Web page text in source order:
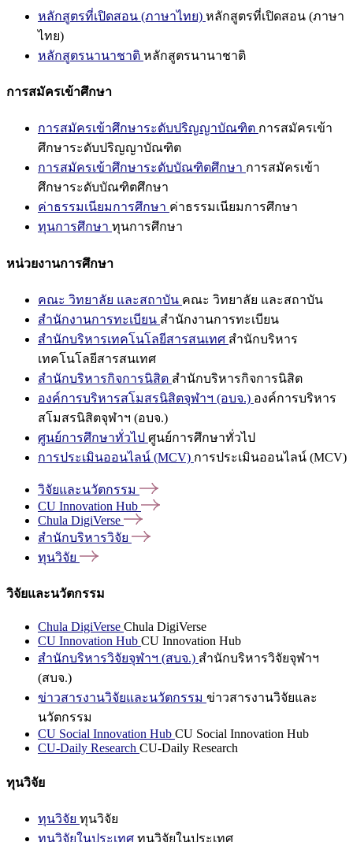
หลักสูตรที่เปิดสอน (ภาษาไทย) หลักสูตรที่เปิดสอน (ภาษา
ไทย)
หลักสูตรนานาชาติ หลักสูตรนานาชาติ
การสมัครเข้าศึกษา
การสมัครเข้าศึกษาระดับปริญญาบัณฑิต การสมัครเข้า
ศึกษาระดับปริญญาบัณฑิต
การสมัครเข้าศึกษาระดับบัณฑิตศึกษา การสมัครเข้า
ศึกษาระดับบัณฑิตศึกษา
ค่าธรรมเนียมการศึกษา ค่าธรรมเนียมการศึกษา
ทุนการศึกษา ทุนการศึกษา
หน่วยงานการศึกษา
คณะ วิทยาลัย และสถาบัน คณะ วิทยาลัย และสถาบัน
สำนักงานการทะเบียน สำนักงานการทะเบียน
สำนักบริหารเทคโนโลยีสารสนเทศ สำนักบริหาร
เทคโนโลยีสารสนเทศ
สำนักบริหารกิจการนิสิต สำนักบริหารกิจการนิสิต
องค์การบริหารสโมสรนิสิตจุฬาฯ (อบจ.) องค์การบริหาร
สโมสรนิสิตจุฬาฯ (อบจ.)
ศูนย์การศึกษาทั่วไป ศูนย์การศึกษาทั่วไป
การประเมินออนไลน์ (MCV) การประเมินออนไลน์ (MCV)
วิจัยและนวัตกรรม
CU Innovation Hub
Chula DigiVerse
สำนักบริหารวิจัย
ทุนวิจัย
วิจัยและนวัตกรรม
Chula DigiVerse Chula DigiVerse
CU Innovation Hub CU Innovation Hub
สำนักบริหารวิจัยจุฬาฯ (สบจ.) สำนักบริหารวิจัยจุฬาฯ
(สบจ.)
ข่าวสารงานวิจัยและนวัตกรรม ข่าวสารงานวิจัยและ
นวัตกรรม
CU Social Innovation Hub CU Social Innovation Hub
CU-Daily Research CU-Daily Research
ทุนวิจัย
ทุนวิจัย ทุนวิจัย
ทุนวิจัยในประเทศ ทุนวิจัยในประเทศ